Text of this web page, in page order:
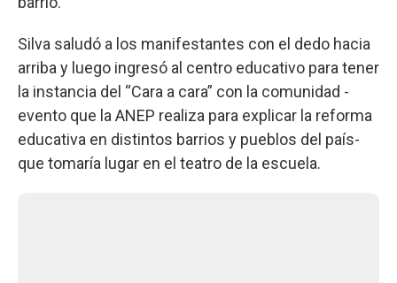
Silva saludó a los manifestantes con el dedo hacia
arriba y luego ingresó al centro educativo para tener
la instancia del “Cara a cara” con la comunidad -
evento que la ANEP realiza para explicar la reforma
educativa en distintos barrios y pueblos del país-
que tomaría lugar en el teatro de la escuela.